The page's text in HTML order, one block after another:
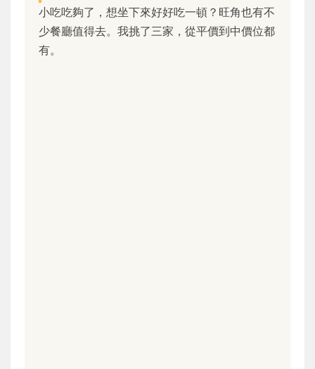
小吃吃夠了，想坐下來好好吃一頓？旺角也有不
少餐廳值得去。我挑了三家，從平價到中價位都
有。